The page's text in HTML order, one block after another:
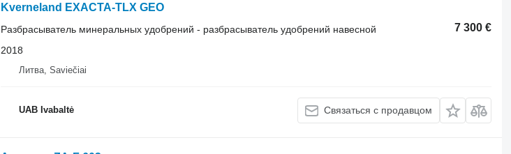
Kverneland EXACTA-TLX GEO
7 300 €
Разбрасыватель минеральных удобрений - разбрасыватель удобрений навесной
2018
Литва, Saviečiai
UAB Ivabaltė Связаться с продавцом